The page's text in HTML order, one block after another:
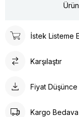
İstek Listeme
Karşılaştır
Fiyat
Kargo Bedava